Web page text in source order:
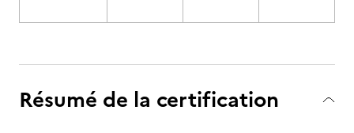
Résumé de la certification